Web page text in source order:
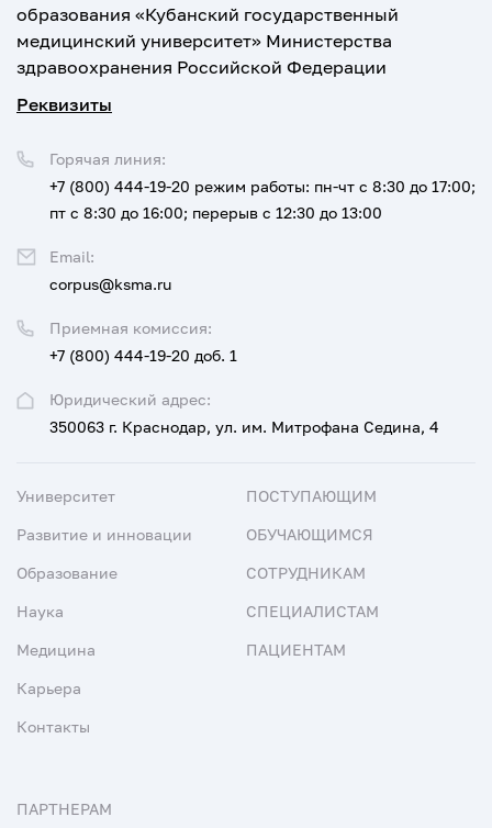
образования «Кубанский государственный
медицинский университет» Министерства
здравоохранения Российской Федерации
Реквизиты
Юридический адрес:
350063 г. Краснодар, ул. им. Митрофана Седина, 4
Приемная комиссия:
+7 (800) 444-19-20 доб. 1
Горячая линия:
+7 (800) 444-19-20 режим работы: пн-чт с 8:30 до 17:00;
пт с 8:30 до 16:00; перерыв с 12:30 до 13:00
Email:
corpus@ksma.ru
Университет
Развитие и инновации
Образование
Наука
Медицина
Карьера
Контакты
ПОСТУПАЮЩИМ
ОБУЧАЮЩИМСЯ
СОТРУДНИКАМ
СПЕЦИАЛИСТАМ
ПАЦИЕНТАМ
ПАРТНЕРАМ